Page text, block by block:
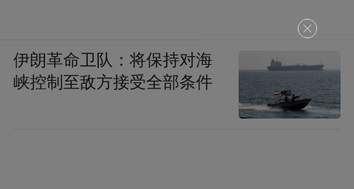
伊朗革命卫队：将保持对海
峡控制至敌方接受全部条件